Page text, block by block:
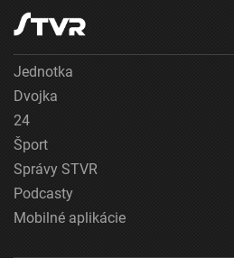
Jednotka
Dvojka
24
Šport
Správy STVR
Podcasty
Mobilné aplikácie